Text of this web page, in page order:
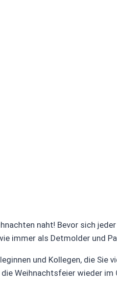
naht! Bevor sich
immer als Detmolder und
und Kollegen, die Sie
Weihnachtsfeier wieder im